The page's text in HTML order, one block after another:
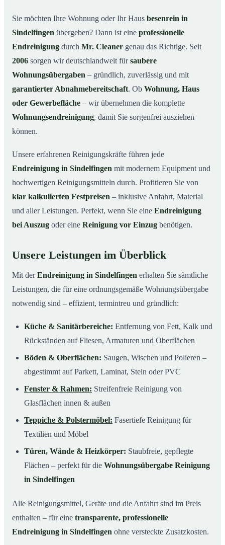
03Warum Mr. Cleaner in Sindelfingen?
04So läuft die Endreinigung in Sindelfingen ab
05Typische Anlässe für eine Endreinigung
07Jetzt Angebot anfordern
08So sieht eine professionelle Endreinigung in
Sie möchten Ihre Wohnung oder Ihr Haus besenrein in
Sindelfingen übergeben? Dann ist eine professionelle
Endreinigung durch Mr. Cleaner genau das Richtige. Seit
2006 sorgen wir deutschlandweit fürsaubere
Wohnungsübergaben – gründlich, zuverlässig und mit
garantierter Abnahmebereitschaft. Ob Wohnung, Haus
oder Gewerbefläche – wir übernehmen die komplette
Wohnungsendreinigung, damit Sie sorgenfrei ausziehen
können.
Unsere erfahrenen Reinigungskräfte führen jede
Endreinigung in Sindelfingen mit modernem Equipment und
hochwertigen Reinigungsmitteln durch. Profitieren Sie von
klar kalkulierten Festpreisen – inklusive Anfahrt, Material
und aller Leistungen. Perfekt, wenn Sie eine Endreinigung
bei Auszug oder eine Reinigung vor Einzug benötigen.
Unsere Leistungen im Überblick
Mit derEndreinigung in Sindelfingen erhalten Sie sämtliche
Leistungen, die für eine ordnungsgemäße Wohnungsübergabe
notwendig sind – effizient, termintreu und gründlich:
Küche & Sanitärbereiche: Entfernung von Fett, Kalk und
Rückständen auf Fliesen, Armaturen und Oberflächen
Böden & Oberflächen: Saugen, Wischen und Polieren –
abgestimmt auf Parkett, Laminat, Stein oder PVC
Fenster & Rahmen: Streifenfreie Reinigung von
Glasflächen innen & außen
Teppiche & Polstermöbel: Fasertiefe Reinigung für
Textilien und Möbel
Türen, Wände & Heizkörper: Staubfreie, gepflegte
Flächen – perfekt für die Wohnungsübergabe Reinigung
in Sindelfingen
Alle Reinigungsmittel, Geräte und die Anfahrt sind im Preis
enthalten – für eine transparente, professionelle
Endreinigung in Sindelfingen ohne versteckte Zusatzkosten.